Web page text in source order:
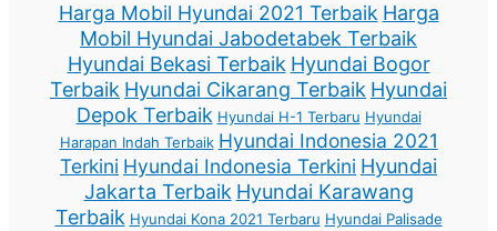
Harga Mobil Hyundai 2021 Terbaik Harga
Mobil Hyundai Jabodetabek Terbaik
Hyundai Bekasi Terbaik Hyundai Bogor
Terbaik Hyundai Cikarang Terbaik Hyundai
Depok Terbaik Hyundai H-1 Terbaru Hyundai
Harapan Indah Terbaik Hyundai Indonesia 2021
Terkini Hyundai Indonesia Terkini Hyundai
Jakarta Terbaik Hyundai Karawang
Terbaik Hyundai Kona 2021 Terbaru Hyundai Palisade